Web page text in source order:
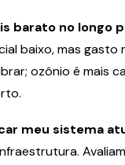
barato no longo
baixo, mas gasto
ozônio é mais
meu sistema